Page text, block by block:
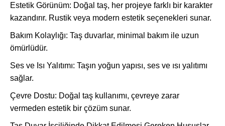
Estetik Görünüm: Doğal taş, her projeye farklı bir karakter
kazandırır. Rustik veya modern estetik seçenekleri sunar.
Bakım Kolaylığı: Taş duvarlar, minimal bakım ile uzun
ömürlüdür.
Ses ve Isı Yalıtımı: Taşın yoğun yapısı, ses ve ısı yalıtımı
sağlar.
Çevre Dostu: Doğal taş kullanımı, çevreye zarar
vermeden estetik bir çözüm sunar.